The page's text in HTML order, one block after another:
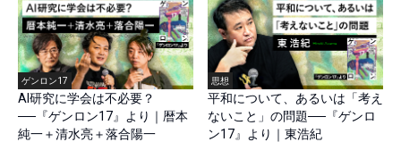
ゲンロン17
AI研究に学会は不必要？
──『ゲンロン17』より｜暦本
純一＋清水亮＋落合陽一
思想
平和について、あるいは「考え
ないこと」の問題──『ゲンロ
ン17』より｜東浩紀